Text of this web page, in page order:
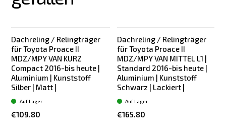
Dachreling / Relingträger
für Toyota Proace II
MDZ/MPY VAN KURZ
Compact 2016-bis heute |
Aluminium | Kunststoff
Silber | Matt |
€109.80
Auf Lager
Dachreling / Relingträger
für Toyota Proace II
MDZ/MPY VAN MITTEL L1 |
Standard 2016-bis heute |
Aluminium | Kunststoff
Schwarz | Lackiert |
€165.80
Auf Lager